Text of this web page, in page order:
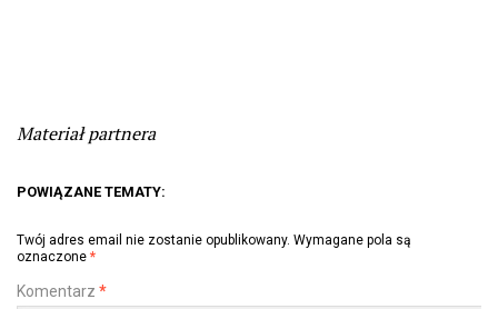
Materiał partnera
POWIĄZANE TEMATY:
Twój adres email nie zostanie opublikowany. Wymagane pola są
oznaczone *
Komentarz *